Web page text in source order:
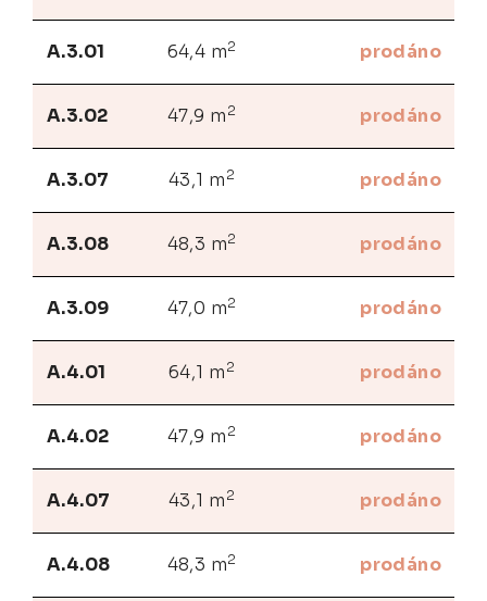
A.3.01 64,4 m2 prodáno
A.3.02 47,9 m 2 prodáno
A.3.07 43,1 m 2 prodáno
A.3.08 48,3 m2 prodáno
A.3.09 47,0 m2 prodáno
A.4.01 64,1 m 2 prodáno
A.4.02 47,9 m 2 prodáno
A.4.07 43,1 m 2 prodáno
A.4.08 48,3 m2 prodáno